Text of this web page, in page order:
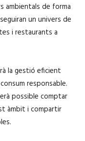
ambientals de forma
un univers de
i restaurants a
la gestió eficient
responsable.
possible comptar
àmbit i compartir